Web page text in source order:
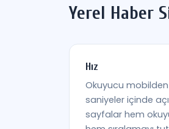
Yerel Haber
Hız
Okuyucu mobilden
saniyeler içinde
sayfalar hem